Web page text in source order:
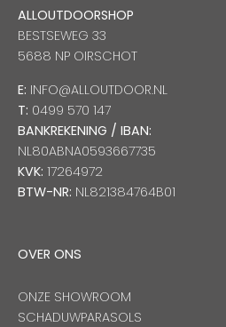
ALLOUTDOORSHOP
BESTSEWEG 33
5688 NP OIRSCHOT
E: INFO@ALLOUTDOOR.NL
T: 0499 570 147
BANKREKENING / IBAN:
NL80ABNA0593667735
KVK: 17264972
BTW-NR: NL821384764B01
OVER ONS
ONZE SHOWROOM
SCHADUWPARASOLS